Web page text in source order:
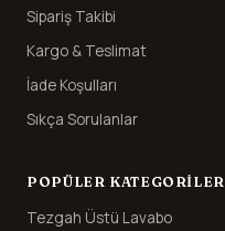
Sipariş Takibi
Kargo & Teslimat
İade Koşulları
Sıkça Sorulanlar
POPÜLER KATEGORILER
Tezgah Üstü Lavabo